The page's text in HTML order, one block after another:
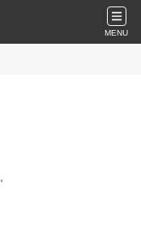
MENU